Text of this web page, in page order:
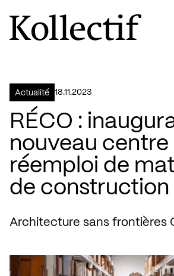
Aller à la page d'accueil
Logo Kollectif
Actualité 18.11.2023
RÉCO :
nouveau centre
réemploi de
de construction
Architecture sans frontières